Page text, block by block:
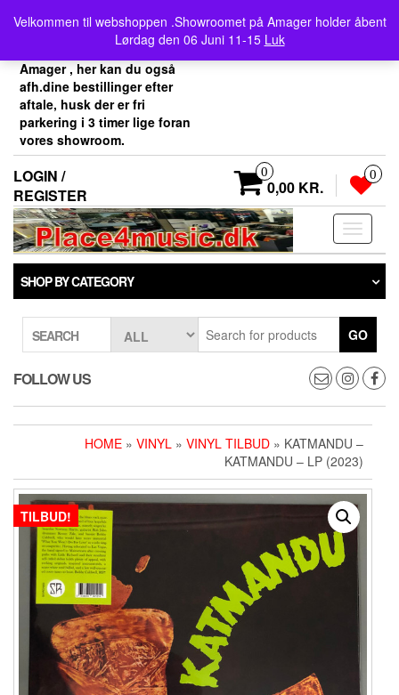
content
Velkommen til webshoppen .Showroomet på Amager holder åbent
Lørdag den 06 Juni 11-15 Luk
Velkommen her i
Place4music`s webshop .
Vores showroom ligger på
Amager , her kan du også
afh.dine bestillinger efter
aftale, husk der er fri
parkering i 3 timer lige foran
vores showroom.
LOGIN /
REGISTER
0
0,00 KR.
0
Toggle
SHOP BY CATEGORY
SEARCH GO
FOLLOW US
HOME » VINYL » VINYL TILBUD » KATMANDU –
KATMANDU – LP (2023)
TILBUD!